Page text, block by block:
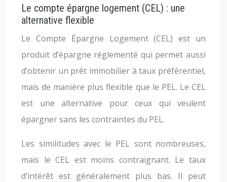
Le compte épargne logement (CEL) : une
alternative flexible
Le Compte Épargne Logement (CEL) est un
produit d’épargne réglementé qui permet aussi
d’obtenir un prêt immobilier à taux préférentiel,
mais de manière plus flexible que le PEL. Le CEL
est une alternative pour ceux qui veulent
épargner sans les contraintes du PEL.
Les similitudes avec le PEL sont nombreuses,
mais le CEL est moins contraignant. Le taux
d’intérêt est généralement plus bas. Il peut